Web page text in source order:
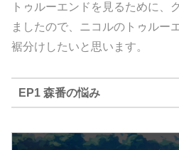
トゥルーエンドを見るために、
ましたので、ニコルのトゥルー
裾分けしたいと思います。
EP1 森番の悩み